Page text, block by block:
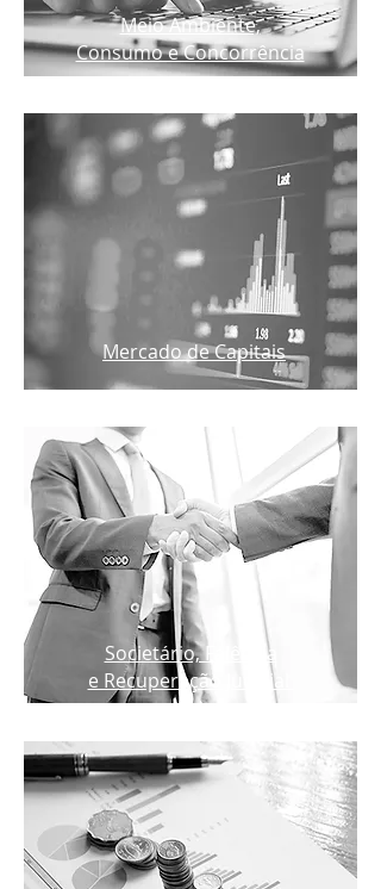
Meio Ambiente,
Consumo e Concorrência
Mercado de Capitais
Societário, Falência
e Recuperação Judicial